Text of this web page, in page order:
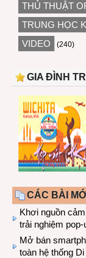
THỦ THUẬT
TRUNG HỌC
VIDEO (240)
GIA ĐÌNH
CÁC BÀI
Khơi nguồn
trải nghiệm
Mở bán
toàn hệ thống